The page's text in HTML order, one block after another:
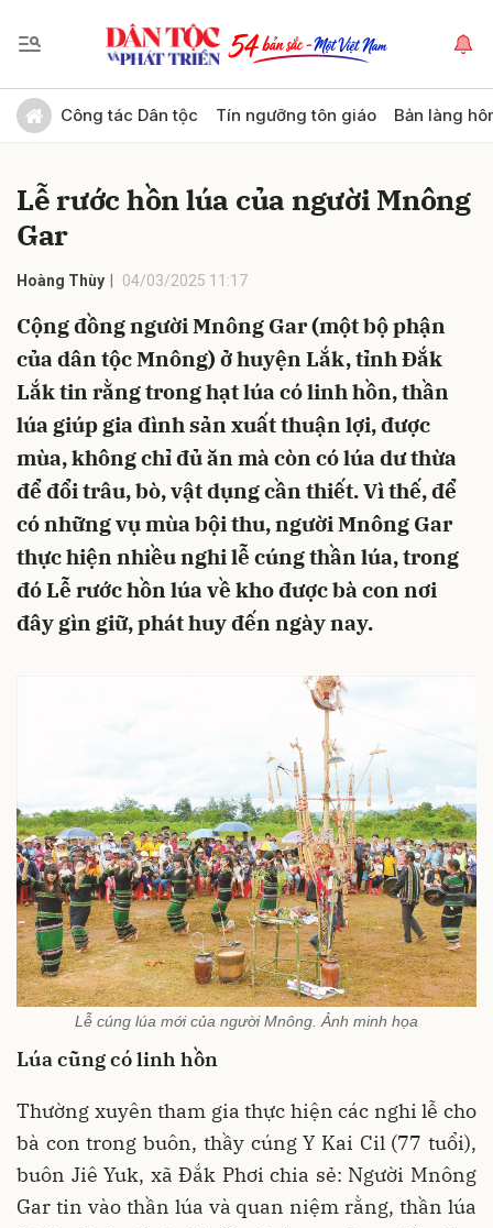
Công tác Dân tộc Tín ngưỡng tôn giáo Bản làng
Lễ rước hồn lúa của người Mnông
Gar
Hoàng Thùy 04/03/2025 11:17
Cộng đồng người Mnông Gar (một bộ phận
của dân tộc Mnông) ở huyện Lắk, tỉnh Đắk
Lắk tin rằng trong hạt lúa có linh hồn, thần
lúa giúp gia đình sản xuất thuận lợi, được
mùa, không chỉ đủ ăn mà còn có lúa dư thừa
để đổi trâu, bò, vật dụng cần thiết. Vì thế, để
có những vụ mùa bội thu, người Mnông Gar
thực hiện nhiều nghi lễ cúng thần lúa, trong
đó Lễ rước hồn lúa về kho được bà con nơi
đây gìn giữ, phát huy đến ngày nay.
Lễ cúng lúa mới của người Mnông. Ảnh minh họa
Lúa cũng có linh hồn
Thường xuyên tham gia thực hiện các nghi lễ cho
bà con trong buôn, thầy cúng Y Kai Cil (77 tuổi),
buôn Jiê Yuk, xã Đắk Phơi chia sẻ: Người Mnông
Gar tin vào thần lúa và quan niệm rằng, thần lúa
Gửi bình luận
Hủy Gửi